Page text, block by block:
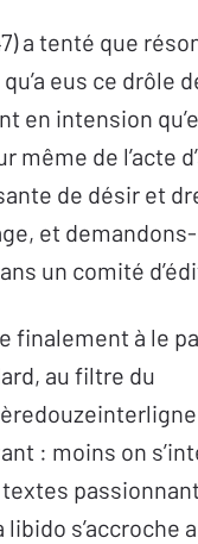
a tenté que
eus ce drôle
en intension
de l’acte
de désir et
et
un comité
finalement à le
au filtre du
: moins on
s’accroche